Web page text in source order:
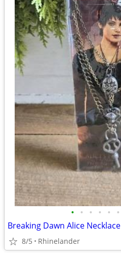
• • • • • •
Breaking Dawn Alice Necklace
8/5 Rhinelander